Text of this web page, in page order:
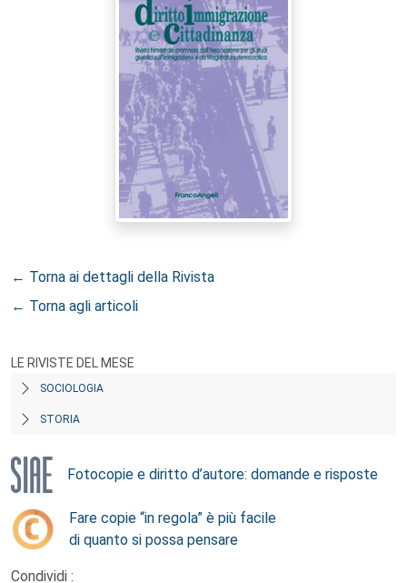
← Torna ai dettagli della Rivista
← Torna agli articoli
LE RIVISTE DEL MESE
SOCIOLOGIA
STORIA
Fotocopie e diritto d’autore: domande e risposte
Fare copie “in regola” è più facile
di quanto si possa pensare
Condividi :